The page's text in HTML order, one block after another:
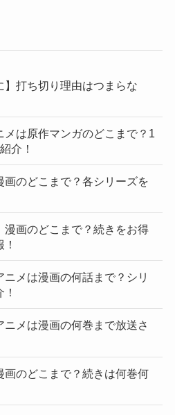
】打ち切り理由はつまらな
メは原作マンガのどこまで？1
介！
画のどこまで？各シリーズを
漫画のどこまで？続きをお得
メは漫画の何話まで？シリ
ニメは漫画の何巻まで放送さ
画のどこまで？続きは何巻何